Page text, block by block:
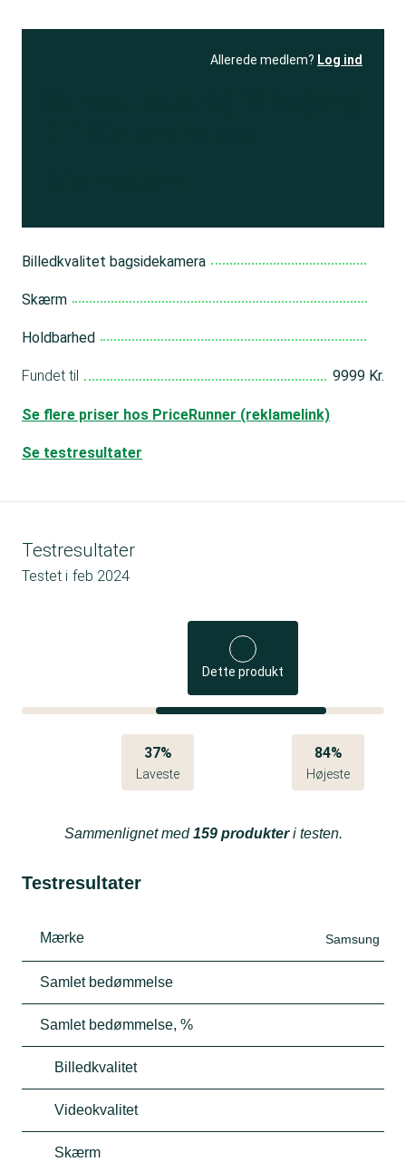
Allerede medlem? Log ind
Billedkvalitet bagsidekamera
Skærm
Holdbarhed
Fundet til 9999 Kr.
Se flere priser hos PriceRunner (reklamelink)
Se testresultater
Testresultater
Testet i feb 2024
Dette produkt
37%
Laveste
84%
Højeste
Sammenlignet med159 produkteri testen.
Testresultater
Mærke Samsung
Samlet bedømmelse
Samlet bedømmelse, %
Billedkvalitet
Videokvalitet
Skærm